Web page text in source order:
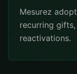
Mesurez
recurring
reactivations.